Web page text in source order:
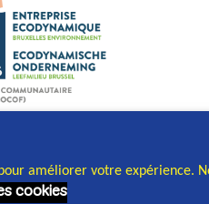
améliorer votre expérience.
cookies